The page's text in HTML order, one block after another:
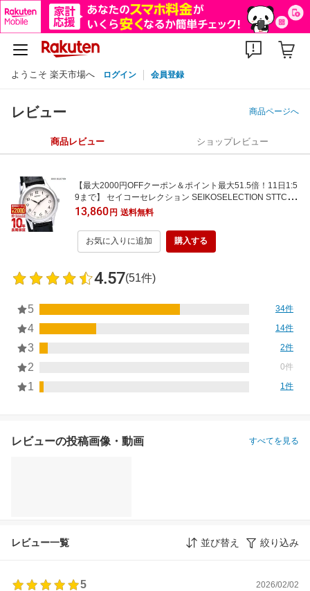
ようこそ 楽天市場へ ログイン 会員登録
レビュー 商品ページへ
商品レビュー ショップレビュー
【最大2000円OFFクーポン＆ポイント最大51.5倍！11日1:5
9まで】 セイコーセレクション SEIKOSELECTION STTC00
5 レディース 腕時計 時計
13,860円 送料無料
お気に入りに追加 購入する
4.57(51件)
5 34件
4 14件
3 2件
2 0件
1 1件
レビューの投稿画像・動画 すべてを見る
レビュー一覧 並び替え 絞り込み
5
2026/02/02